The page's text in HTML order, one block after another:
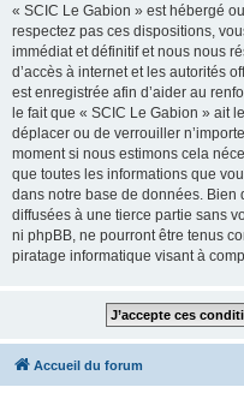
« SCIC Le Gabion » est hébergé
respectez pas ces dispositions,
immédiat et définitif et nous nous
d’accès à internet et les autorités
est enregistrée afin d’aider au
le fait que « SCIC Le Gabion » ait
déplacer ou de verrouiller
moment si nous estimons cela
que toutes les informations que
dans notre base de données. Bien
diffusées à une tierce partie sans
ni phpBB, ne pourront être tenus
piratage informatique visant à
Accueil du forum